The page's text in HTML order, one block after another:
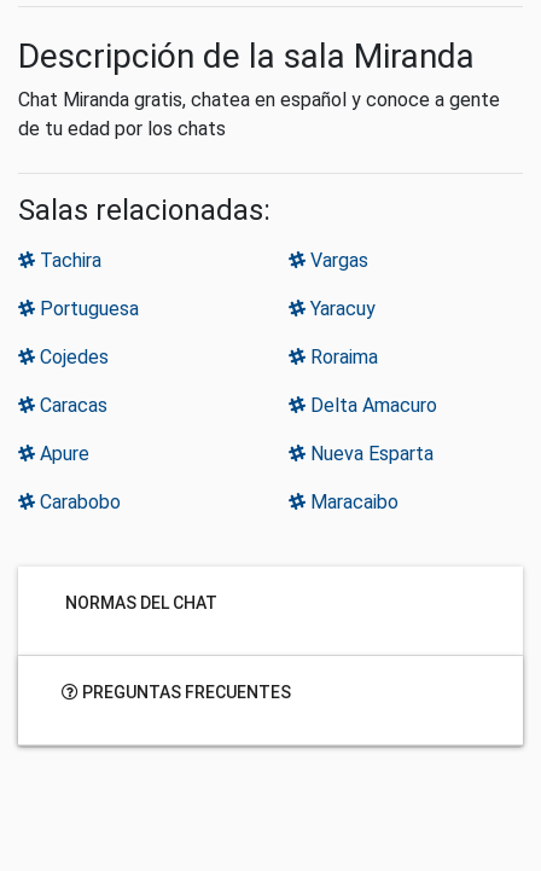
Descripción de la sala Miranda
Chat Miranda gratis, chatea en español y conoce a gente
de tu edad por los chats
Salas relacionadas:
Tachira Vargas
Portuguesa Yaracuy
Cojedes Roraima
Caracas Delta Amacuro
Apure Nueva Esparta
Carabobo Maracaibo
NORMAS DEL CHAT
PREGUNTAS FRECUENTES